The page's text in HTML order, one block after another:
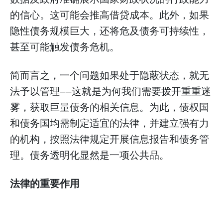
的信心。这可能会推高借贷成本。此外，如果
隐性债务规模巨大，还将危及债务可持续性，
甚至可能触发债务危机。
简而言之，一个问题如果处于隐蔽状态，就无
法予以管理——这就是为何我们需要拨开重重迷
雾，获取巨量债务的相关信息。为此，债权国
和债务国均需制定适宜的法律，并建立强有力
的机构，按照法律规定开展信息报告和债务管
理。债务透明化显然是一项公共品。
法律的重要作用